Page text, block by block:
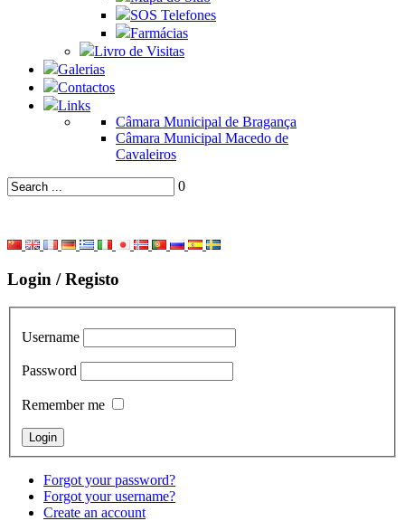
SOS Telefones
Farmácias
Livro de Visitas
Galerias
Contactos
Links
Câmara Municipal de Bragança
Câmara Municipal Macedo de
Cavaleiros
0
Login / Registo
Username
Password
Remember me
Forgot your password?
Forgot your username?
Create an account